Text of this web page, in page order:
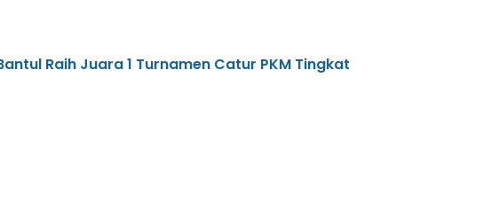
Raih Juara 1 Turnamen Catur PKM Tingkat